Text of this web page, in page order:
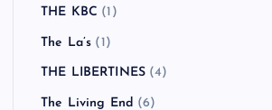
THE KBC (1)
The La’s (1)
THE LIBERTINES (4)
The Living End (6)